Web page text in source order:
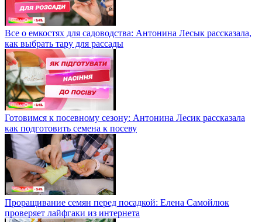
Все о емкостях для садоводства: Антонина Лесык рассказала,
как выбрать тару для рассады
Готовимся к посевному сезону: Антонина Лесик рассказала
как подготовить семена к посеву
Проращивание семян перед посадкой: Елена Самойлюк
проверяет лайфгаки из интернета